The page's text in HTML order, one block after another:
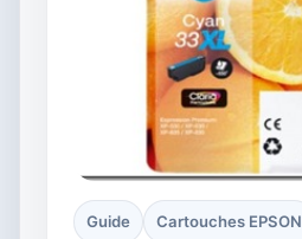
Guide Cartouches EPSON